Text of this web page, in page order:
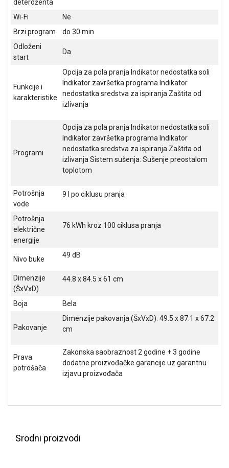
BAŠTA
KRIPTO
deterdženta
Wi-Fi
Ne
Brzi program
do 30 min
Odloženi
start
Da
Funkcije i
karakteristike
Opcija za pola pranja Indikator nedostatka soli
Indikator završetka programa Indikator
nedostatka sredstva za ispiranja Zaštita od
izlivanja
Programi
Opcija za pola pranja Indikator nedostatka soli
Indikator završetka programa Indikator
nedostatka sredstva za ispiranja Zaštita od
izlivanja Sistem sušenja: Sušenje preostalom
toplotom
Potrošnja
vode
9 l po ciklusu pranja
Potrošnja
električne
energije
76 kWh kroz 100 ciklusa pranja
Nivo buke 49 dB
Dimenzije
(ŠxVxD)
44.8 x 84.5 x 61 cm
Boja Bela
Pakovanje
Dimenzije pakovanja (ŠxVxD): 49.5 x 87.1 x 67.2
cm
Prava
potrošača
Zakonska saobraznost 2 godine + 3 godine
dodatne proizvođačke garancije uz garantnu
izjavu proizvođača
Srodni proizvodi